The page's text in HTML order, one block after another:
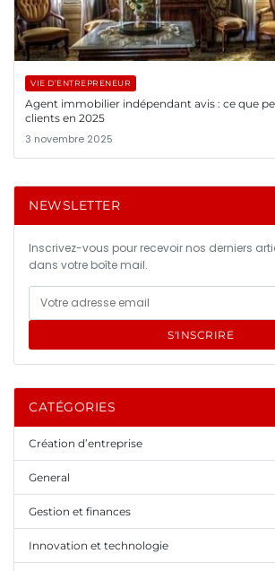
VIE D’ENTREPRENEUR
Agent immobilier indépendant avis : ce que
clients en 2025
3 novembre 2025
NEWSLETTER
Inscrivez-vous pour recevoir nos derniers
dans votre boîte mail.
S'INSCRIRE
CATÉGORIES
Création d’entreprise
General
Gestion et finances
Innovation et technologie